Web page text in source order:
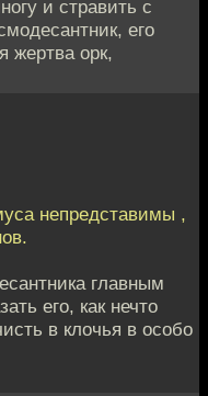
и стравить с
его
жертва орк,
непредставимы ,
главным
его, как нечто
в клочья в особо